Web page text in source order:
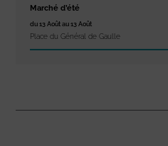
Marché d’été
du 13 Août au 13 Août
Place du Général de Gaulle